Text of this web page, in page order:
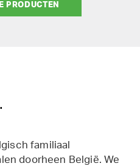
PRODUCTEN
familiaal
doorheen België. We